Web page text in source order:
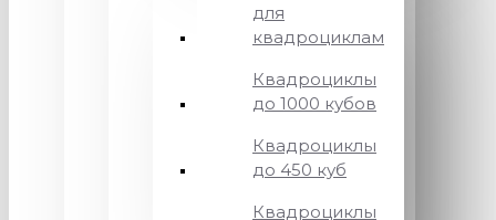
для
квадроциклам
Квадроциклы
до 1000 кубов
Квадроциклы
до 450 куб
Квадроциклы